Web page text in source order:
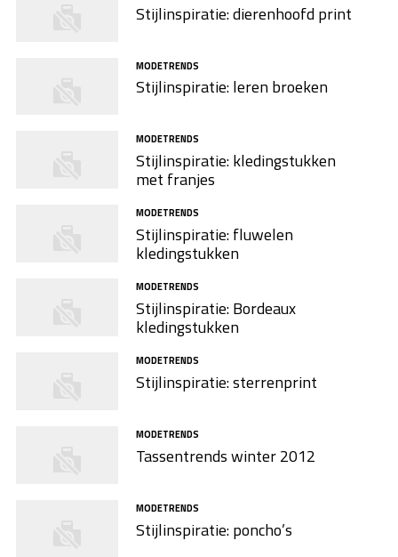
Stijlinspiratie: dierenhoofd print
MODETRENDS
Stijlinspiratie: leren broeken
MODETRENDS
Stijlinspiratie: kledingstukken
met franjes
MODETRENDS
Stijlinspiratie: fluwelen
kledingstukken
MODETRENDS
Stijlinspiratie: Bordeaux
kledingstukken
MODETRENDS
Stijlinspiratie: sterrenprint
MODETRENDS
Tassentrends winter 2012
MODETRENDS
Stijlinspiratie: poncho’s